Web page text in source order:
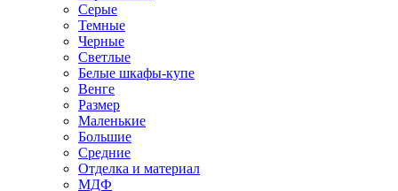
Серые
Темные
Черные
Светлые
Белые шкафы-купе
Венге
Размер
Маленькие
Большие
Средние
Отделка и материал
МДФ